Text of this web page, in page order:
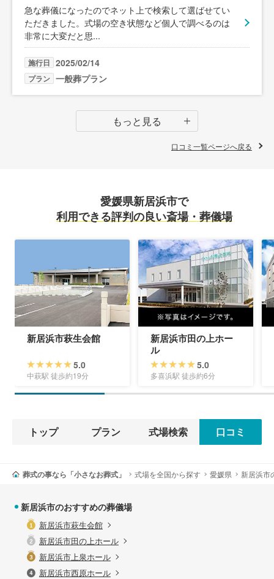
急な葬儀になったのでネット上で検索して選ばせてい
ただきました。式場の空き状態など個人で調べるのは
非常に大変だと思...
施行日 2025/02/14
プラン 一般葬プラン
もっと見る
口コミ一覧ページへ戻る
愛媛県新居浜市で
利用できる評判の良い斎場・葬儀場
新居浜市萩生会館
5.0
中萩駅 徒歩約19分
新居浜市田の上ホー
ル
5.0
多喜浜駅 徒歩約6分
トップ プラン 式場検索 口コミ
葬式の事なら「小さなお葬式」 式場を全国から探す 愛媛県 新居浜市
新居浜市のおすすめの葬儀場
新居浜市萩生会館
新居浜市田の上ホール
新居浜市上泉ホール
新居浜市西原ホール